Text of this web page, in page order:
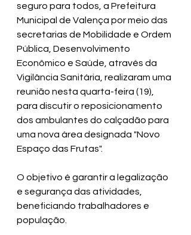
seguro para todos, a Prefeitura
Municipal de Valença por meio das
secretarias de Mobilidade e Ordem
Pública, Desenvolvimento
Econômico e Saúde, através da
Vigilância Sanitária, realizaram uma
reunião nesta quarta-feira (19),
para discutir o reposicionamento
dos ambulantes do calçadão para
uma nova área designada "Novo
Espaço das Frutas".
O objetivo é garantir a legalização
e segurança das atividades,
beneficiando trabalhadores e
população.